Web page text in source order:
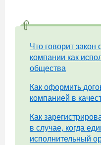
Что говорит
компании как
общества
Как оформить
компанией в
Как
в случае, когда
исполнительный